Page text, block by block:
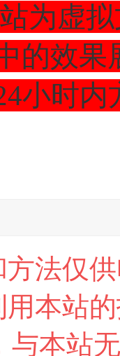
为虚
的效
小时
法仅
本站
与本站